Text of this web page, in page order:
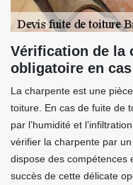
Vérification de la
obligatoire en
La charpente est une
toiture. En cas de fuite de
par l’humidité et
vérifier la charpente par
dispose des compétences
succès de cette délicate